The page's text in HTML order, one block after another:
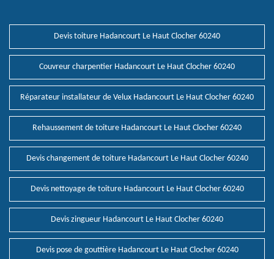
Devis toiture Hadancourt Le Haut Clocher 60240
Couvreur charpentier Hadancourt Le Haut Clocher 60240
Réparateur installateur de Velux Hadancourt Le Haut Clocher 60240
Rehaussement de toiture Hadancourt Le Haut Clocher 60240
Devis changement de toiture Hadancourt Le Haut Clocher 60240
Devis nettoyage de toiture Hadancourt Le Haut Clocher 60240
Devis zingueur Hadancourt Le Haut Clocher 60240
Devis pose de gouttière Hadancourt Le Haut Clocher 60240